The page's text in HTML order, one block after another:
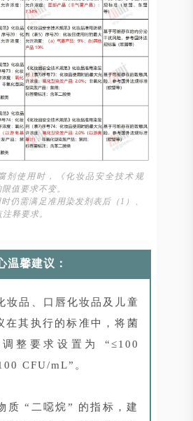
剂使用时，《化妆品安全技术规
值要求不变。
仍需满足准用染发剂表后（1）、
释要求。
温馨建议：
妆品、口唇化妆品及儿童
在其执行的标准中，将菌
整要求设置为 “≤100
CFU/mL”。
质 “二噁烷” 的指标，建